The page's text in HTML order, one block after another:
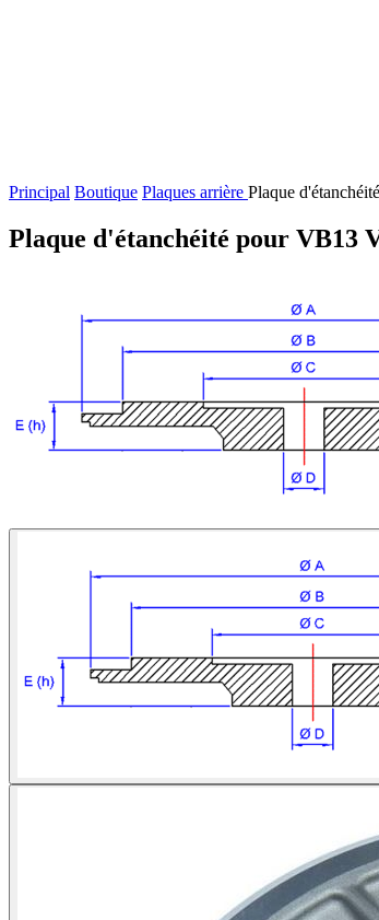
Principal Boutique Plaques arrière Plaque
Plaque d'étanchéité pour VB13